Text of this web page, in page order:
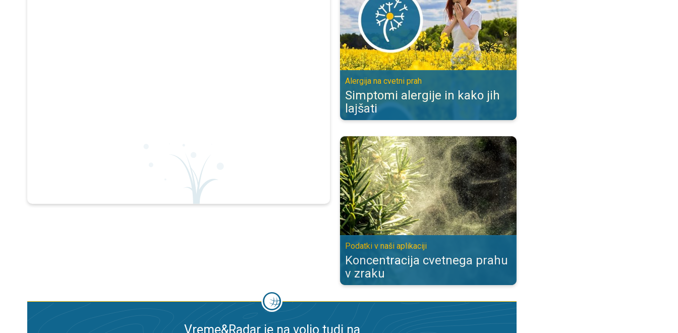
Alergija na cvetni prah
Simptomi alergije in kako jih
lajšati
Koncentracija cvetnega prahu v zraku. Podatki v naši aplikaciji. . .
Podatki v naši aplikaciji
Koncentracija cvetnega prahu
v zraku
Vreme&Radar je na voljo tudi na